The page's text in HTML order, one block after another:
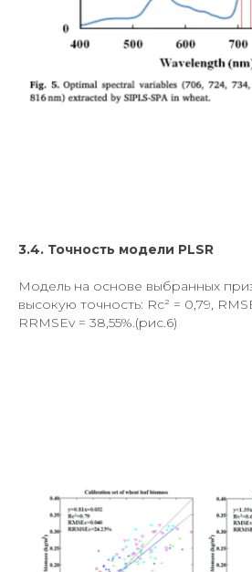
3.4. Точность модели PLSR
Модель на основе выбранных
высокую точность: Rc² = 0,79,
RRMSEv = 38,55%.(рис.6)